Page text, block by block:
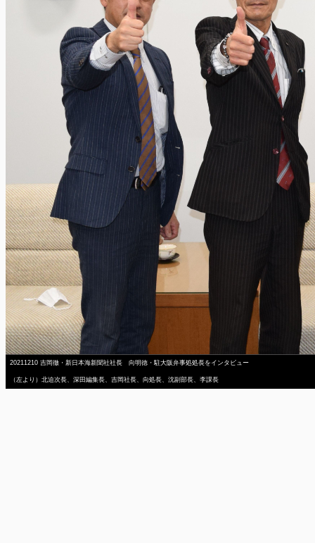
20211210 吉岡徹・新日本海新聞社社長 向明徳・駐大阪弁事処処長をインタビュー
（左より）北迫次長、深田編集長、吉岡社長、向処長、沈副部長、李課長